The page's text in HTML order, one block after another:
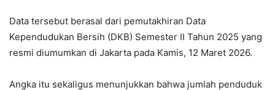
Data tersebut berasal dari pemutakhiran Data
Kependudukan Bersih (DKB) Semester II Tahun 2025 yang
resmi diumumkan di Jakarta pada Kamis, 12 Maret 2026.
Angka itu sekaligus menunjukkan bahwa jumlah penduduk